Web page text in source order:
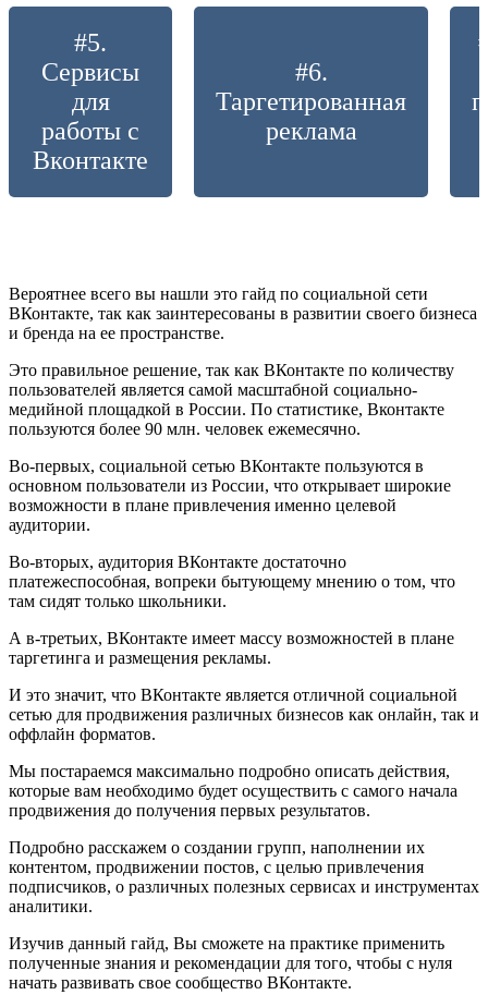
#5.
Сервисы
для
работы с
Вконтакте
#6.
Таргетированная
реклама
Вероятнее всего вы нашли это гайд по социальной сети
ВКонтакте, так как заинтересованы в развитии своего бизнеса
и бренда на ее пространстве.
Это правильное решение, так как ВКонтакте по количеству
пользователей является самой масштабной социально-
медийной площадкой в России. По статистике, Вконтакте
пользуются более 90 млн. человек ежемесячно.
Во-первых, социальной сетью ВКонтакте пользуются в
основном пользователи из России, что открывает широкие
возможности в плане привлечения именно целевой
аудитории.
Во-вторых, аудитория ВКонтакте достаточно
платежеспособная, вопреки бытующему мнению о том, что
там сидят только школьники.
А в-третьих, ВКонтакте имеет массу возможностей в плане
таргетинга и размещения рекламы.
И это значит, что ВКонтакте является отличной социальной
сетью для продвижения различных бизнесов как онлайн, так и
оффлайн форматов.
Мы постараемся максимально подробно описать действия,
которые вам необходимо будет осуществить с самого начала
продвижения до получения первых результатов.
Подробно расскажем о создании групп, наполнении их
контентом, продвижении постов, с целью привлечения
подписчиков, о различных полезных сервисах и инструментах
аналитики.
Изучив данный гайд, Вы сможете на практике применить
полученные знания и рекомендации для того, чтобы с нуля
начать развивать свое сообщество ВКонтакте.